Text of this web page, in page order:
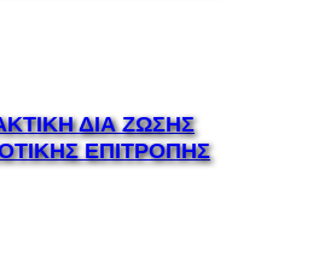
ΔΙΑ ΖΩΣΗΣ
ΕΠΙΤΡΟΠΗΣ